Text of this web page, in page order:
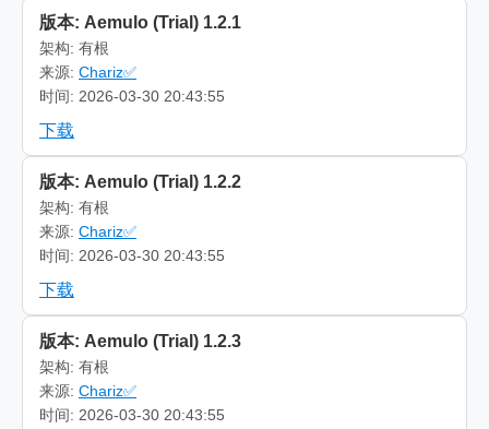
版本: Aemulo (Trial) 1.2.1
架构: 有根
来源: Chariz✅
时间: 2026-03-30 20:43:55
下载
版本: Aemulo (Trial) 1.2.2
架构: 有根
来源: Chariz✅
时间: 2026-03-30 20:43:55
下载
版本: Aemulo (Trial) 1.2.3
架构: 有根
来源: Chariz✅
时间: 2026-03-30 20:43:55